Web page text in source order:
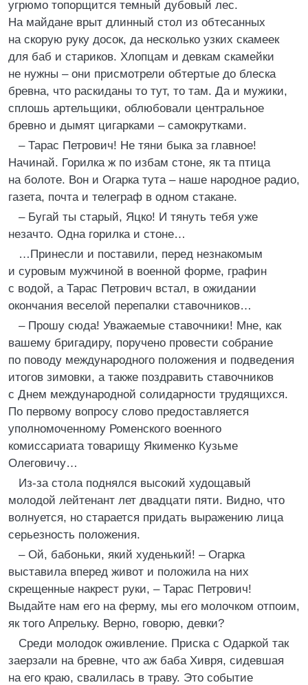
угрюмо топорщится темный дубовый лес.
На майдане врыт длинный стол из обтесанных
на скорую руку досок, да несколько узких скамеек
для баб и стариков. Хлопцам и девкам скамейки
не нужны – они присмотрели обтертые до блеска
бревна, что раскиданы то тут, то там. Да и мужики,
сплошь артельщики, облюбовали центральное
бревно и дымят цигарками – самокрутками.
– Тарас Петрович! Не тяни быка за главное!
Начинай. Горилка ж по избам стоне, як та птица
на болоте. Вон и Огарка тута – наше народное радио,
газета, почта и телеграф в одном стакане.
– Бугай ты старый, Яцко! И тянуть тебя уже
незачто. Одна горилка и стоне…
…Принесли и поставили, перед незнакомым
и суровым мужчиной в военной форме, графин
с водой, а Тарас Петрович встал, в ожидании
окончания веселой перепалки ставочников…
– Прошу сюда! Уважаемые ставочники! Мне, как
вашему бригадиру, поручено провести собрание
по поводу международного положения и подведения
итогов зимовки, а также поздравить ставочников
с Днем международной солидарности трудящихся.
По первому вопросу слово предоставляется
уполномоченному Роменского военного
комиссариата товарищу Якименко Кузьме
Олеговичу…
Из-за стола поднялся высокий худощавый
молодой лейтенант лет двадцати пяти. Видно, что
волнуется, но старается придать выражению лица
серьезность положения.
– Ой, бабоньки, який худенький! – Огарка
выставила вперед живот и положила на них
скрещенные накрест руки, – Тарас Петрович!
Выдайте нам его на ферму, мы его молочком отпоим,
як того Апрельку. Верно, говорю, девки?
Среди молодок оживление. Приска с Одаркой так
заерзали на бревне, что аж баба Хивря, сидевшая
на его краю, свалилась в траву. Это событие